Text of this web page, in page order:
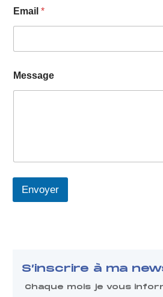
Email *
a
i
Message
Envoyer
S’inscrire à ma
Chaque mois je vous